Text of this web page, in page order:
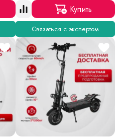
Купить
Связаться с экспертом